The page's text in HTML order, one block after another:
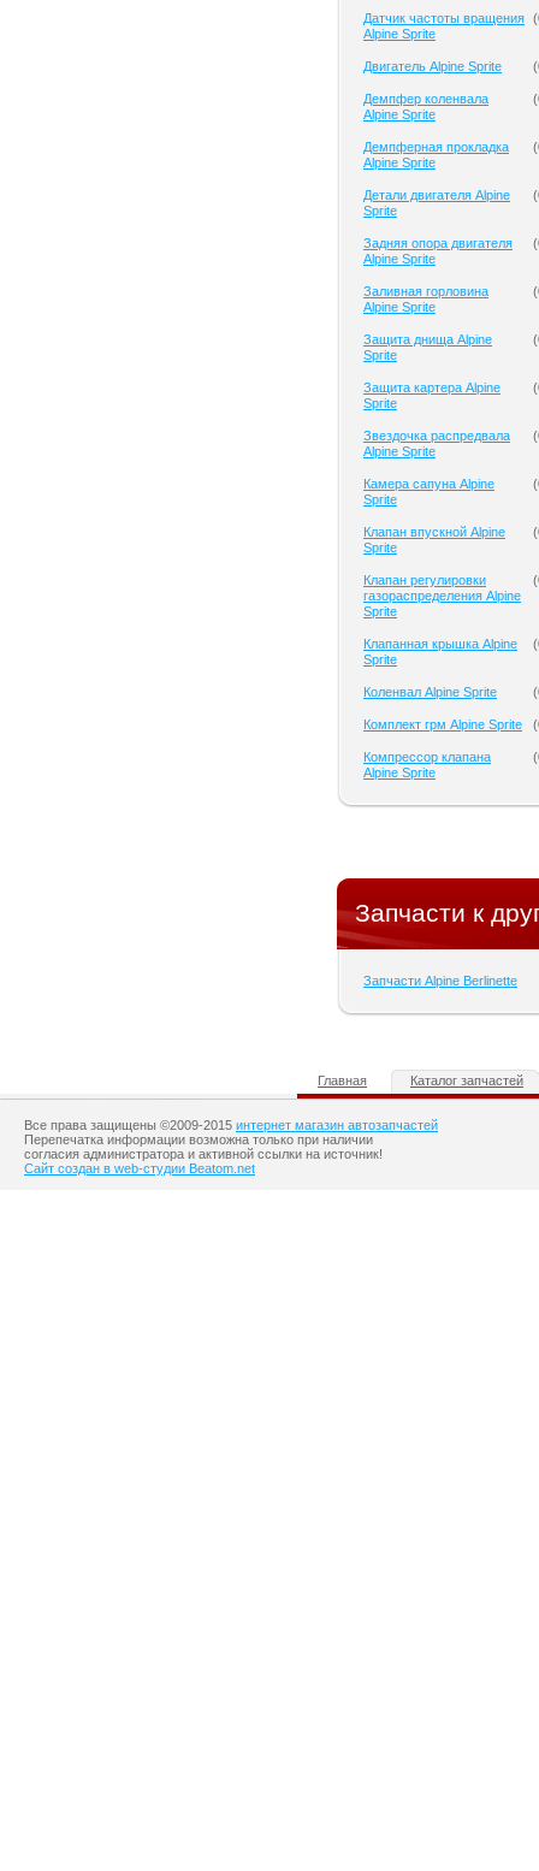
Датчик частоты вращения
Alpine Sprite
(
Двигатель Alpine Sprite (
Демпфер коленвала
Alpine Sprite
(
Демпферная прокладка
Alpine Sprite
(
Детали двигателя Alpine
Sprite
(
Задняя опора двигателя
Alpine Sprite
(
Заливная горловина
Alpine Sprite
(
Защита днища Alpine
Sprite
(
Защита картера Alpine
Sprite
(
Звездочка распредвала
Alpine Sprite
(
Камера сапуна Alpine
Sprite
(
Клапан впускной Alpine
Sprite
(
Клапан регулировки
газораспределения Alpine
Sprite
(
Клапанная крышка Alpine
Sprite
(
Коленвал Alpine Sprite (
Комплект грм Alpine Sprite (
Компрессор клапана
Alpine Sprite
(
Запчасти к
Запчасти Alpine Berlinette
Главная Каталог запчастей
Все права защищены ©2009-2015 интернет магазин автозапчастей
Перепечатка информации возможна только при наличии
согласия администратора и активной ссылки на источник!
Сайт создан в web-студии Beatom.net